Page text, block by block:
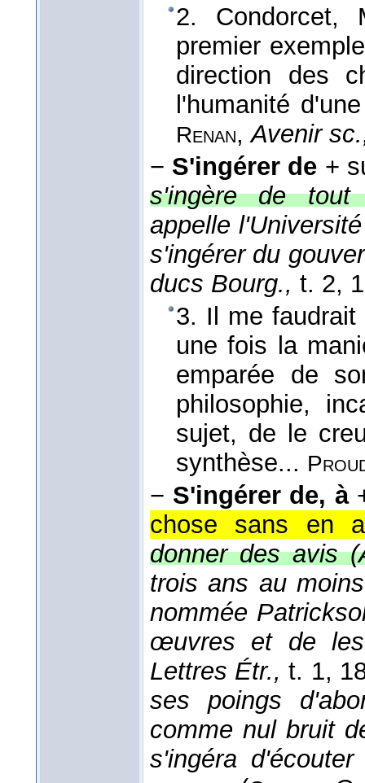
2. Condorcet,
premier
direction des
l'humanité
Renan,Avenir
− S'ingérer de +
s'ingère de
appelle
s'ingérer du
ducs Bourg., t. 2,
3. Il me faudrait
une fois la
emparée de
philosophie,
sujet, de le
synthèse...
− S'ingérer de, à
chose sans en
donner des avis (
trois ans au
nommée
œuvres et de
Lettres Étr.,t. 1,
ses poings
comme nul bruit
s'ingéra